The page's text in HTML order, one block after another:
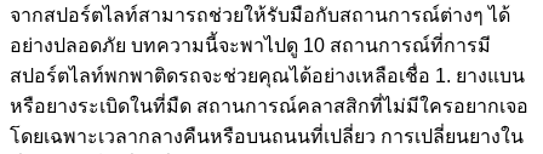
จากสปอร์ตไลท์สามารถช่วยให้รับมือกับสถานการณ์ต่างๆ ได้
อย่างปลอดภัย บทความนี้จะพาไปดู 10 สถานการณ์ที่การมี
สปอร์ตไลท์พกพาติดรถจะช่วยคุณได้อย่างเหลือเชื่อ 1. ยางแบน
หรือยางระเบิดในที่มืด สถานการณ์คลาสสิกที่ไม่มีใครอยากเจอ
โดยเฉพาะเวลากลางคืนหรือบนถนนที่เปลี่ยว การเปลี่ยนยางใน